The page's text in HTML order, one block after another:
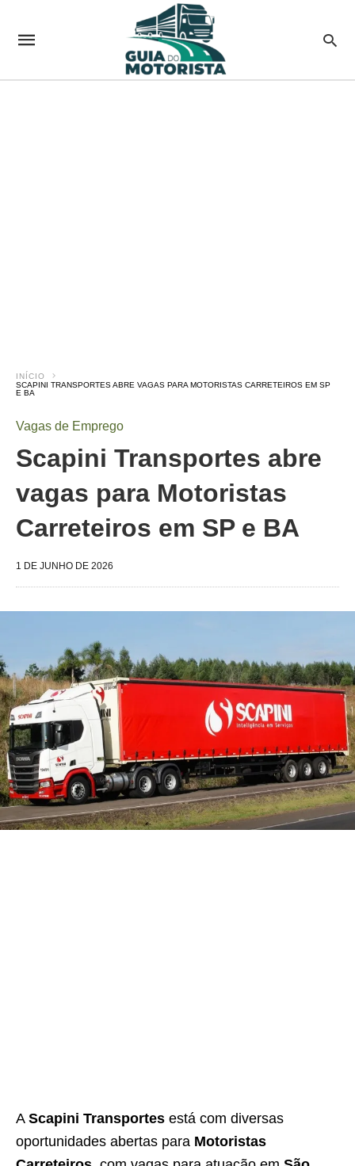
INÍCIO
SCAPINI TRANSPORTES ABRE VAGAS PARA MOTORISTAS CARRETEIROS EM SP
E BA
Vagas de Emprego
Scapini Transportes abre
vagas para Motoristas
Carreteiros em SP e BA
1 DE JUNHO DE 2026
A Scapini Transportes está com diversas
oportunidades abertas para Motoristas